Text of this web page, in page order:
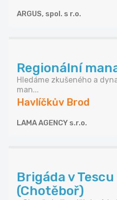
ARGUS, spol. s r.o.
Regionální
Hledáme zkušeného a
man...
Havlíčkův Brod
LAMA AGENCY s.r.o.
Brigáda v
(Chotěboř)